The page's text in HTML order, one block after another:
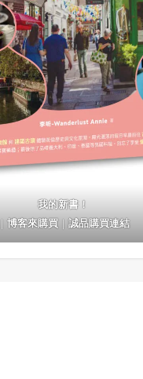
我的新書！
｜博客來購買｜誠品購買連結